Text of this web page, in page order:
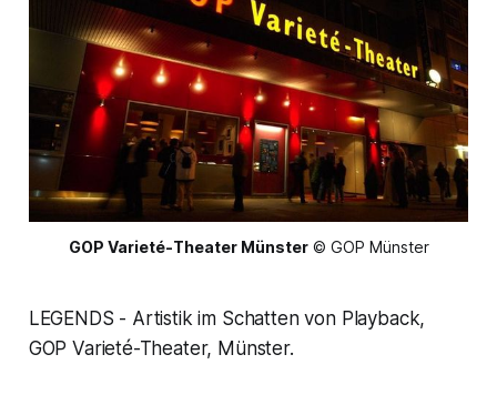
GOP Varieté-Theater Münster © GOP Münster
LEGENDS - Artistik im Schatten von Playback,
GOP Varieté-Theater, Münster.